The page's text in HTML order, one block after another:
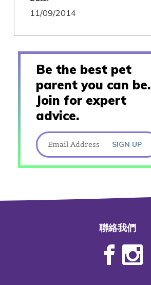
11/09/2014
Be the best pet
parent you can be.
Join for expert
advice.
SIGN UP
聯絡我們